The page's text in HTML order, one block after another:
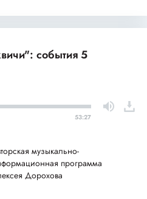
события 5
53:27
музыкально-
программа
Дорохова